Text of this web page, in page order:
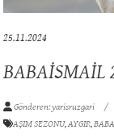
BABAİSMAİL
AŞIM SEZONU,AYGIR,